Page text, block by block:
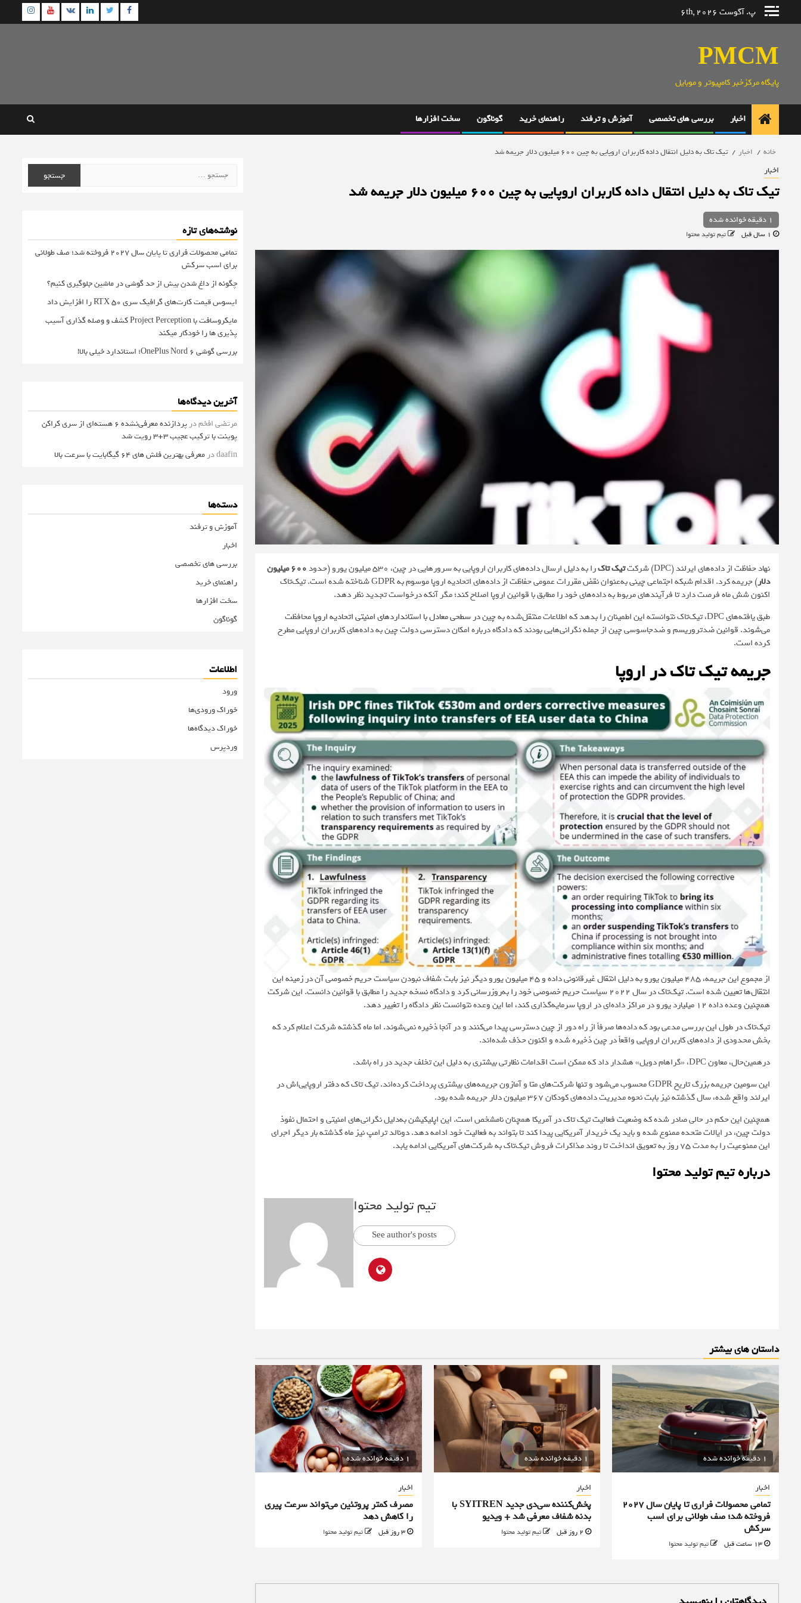
پ. آگوست 6th, 2026 Facebook
Twitter
Linkedin
VK
PMCM
پایگاه مرکزخبر کامپیوتر و موبایل
اخبار بررسی های تخصصی آموزش و ترفند راهنمای خرید گوناگون سخت افزارها
خانه اخبار تیک تاک به دلیل انتقال داده کاربران اروپایی به چین 600 میلیون دلار جریمه شد
اخبار
تیک تاک به دلیل انتقال داده کاربران اروپایی به چین 600 میلیون دلار جریمه شد
1 دقیقه خوانده شده
تیم تولید محتوا
نهاد حفاظت از داده‌های ایرلند (DPC) شرکت تیک تاکرا به دلیل ارسال داده‌های کاربران اروپایی به سرورهایی در چین، 530 میلیون یورو (حدود
600 میلیون
دلار
) جریمه کرد. اقدام شبکه اجتماعی چینی به‌عنوان نقض مقررات عمومی حفاظت از داده‌های اتحادیه اروپا موسوم به GDPR شناخته شده است. تیک‌تاک
اکنون شش ماه فرصت دارد تا فرآیندهای مربوط به داده‌های خود را مطابق با قوانین اروپا اصلاح کند؛ مگر آنکه درخواست تجدید نظر دهد.
طبق یافته‌های DPC، تیک‌تاک نتوانسته این اطمینان را بدهد که اطلاعات منتقل‌شده به چین در
سطحی معادل با استانداردهای امنیتی اتحادیه اروپامحافظت
می‌شوند. قوانین ضدتروریسم و ضدجاسوسی چین از جمله نگرانی‌هایی بودند که دادگاه درباره امکان دسترسی دولت چین به داده‌های کاربران اروپایی مطرح
کرده است.
جریمه تیک تاک در اروپا
از مجموع این جریمه، 485 میلیون یورو به دلیل انتقال غیرقانونی داده و 45 میلیون یورو دیگر نیز بابت شفاف نبودن سیاست حریم خصوصی آن در زمینه این
انتقال‌ها تعیین شده است. تیک‌تاک در سال 2022 سیاست حریم خصوصی خود را به‌روزرسانی کرد و دادگاه نسخه جدید را مطابق با قوانین دانست. این شرکت
همچنین وعده داده 12 میلیارد یورو در مراکز داده‌ای در اروپا سرمایه‌گذاری کند، اما این وعده نتوانست نظر دادگاه را تغییر دهد.
تیک‌تاک در طول این بررسی مدعی بود که داده‌ها صرفاً از راه دور از چین دسترسی پیدا می‌کنند و در آنجا ذخیره نمی‌شوند. اما ماه گذشته شرکت اعلام کرد که
بخش محدودی از داده‌های کاربران اروپایی واقعاً در چین ذخیره شده و اکنون حذف شده‌اند.
درهمین‌حال، معاون DPC، «گراهام دویل» هشدار داد که ممکن است اقدامات نظارتی بیشتری به دلیل این تخلف جدید در راه باشد.
این سومین جریمه بزرگ تاریخ GDPR محسوب می‌شود و تنها شرکت‌های متا و آمازون جریمه‌های بیشتری پرداخت کرده‌اند. تیک تاک که دفتر اروپایی‌اش در
ایرلند واقع شده، سال گذشته نیز بابت نحوه مدیریت داده‌های کودکان 367 میلیون دلار جریمه شده بود.
همچنین این حکم در حالی صادر شده که وضعیت فعالیت تیک تاک در آمریکا همچنان نامشخص است. این اپلیکیشن به‌دلیل نگرانی‌های امنیتی و احتمال نفوذ
دولت چین، در ایالات متحده ممنوع شده و باید یک خریدار آمریکایی پیدا کند تا بتواند به فعالیت خود ادامه دهد. دونالد ترامپ نیز ماه گذشته بار دیگر اجرای
این ممنوعیت را به مدت 75 روز به تعویق انداخت تا روند مذاکرات فروش تیک‌تاک به شرکت‌های آمریکایی ادامه یابد.
درباره تیم تولید محتوا
تیم تولید محتوا
See author's posts
داستان های بیشتر
1 دقیقه خوانده شده
اخبار
تمامی محصولات فراری تا پایان سال ۲۰۲۷
فروخته شد؛ صف طولانی برای اسب
سرکش
تیم تولید محتوا
1 دقیقه خوانده شده
اخبار
پخش‌کننده سی‌دی جدید SYITREN با
بدنه شفاف معرفی شد + ویدیو
2 روز قبل تیم تولید محتوا
1 دقیقه خوانده شده
اخبار
مصرف کمتر پروتئین می‌تواند سرعت پیری
را کاهش دهد
3 روز قبل تیم تولید محتوا
برای:
نوشته‌های تازه
تمامی محصولات فراری تا پایان سال ۲۰۲۷ فروخته شد؛ صف طولانی
برای اسب سرکش
چگونه از داغ شدن بیش از حد گوشی در ماشین جلوگیری کنیم؟
ایسوس قیمت کارت‌های گرافیک سری RTX 50 را افزایش داد
مایکروسافت با Project Perception کشف و وصله گذاری آسیب
پذیری ها را خودکار میکند
بررسی گوشی OnePlus Nord 6؛ استاندارد خیلی بالا!
آخرین دیدگاه‌ها
مرتضی افخمدر
پردازنده معرفی‌نشده 6 هسته‌ای از سری کراکن
پوینت با ترکیب عجیب 3+3 رویت شد
daafinدر معرفی بهترین فلش های 64 گیگابایت با سرعت بالا
دسته‌ها
آموزش و ترفند
اخبار
بررسی های تخصصی
راهنمای خرید
سخت افزارها
گوناگون
اطلاعات
ورود
خوراک ورودی‌ها
خوراک دیدگاه‌ها
وردپرس